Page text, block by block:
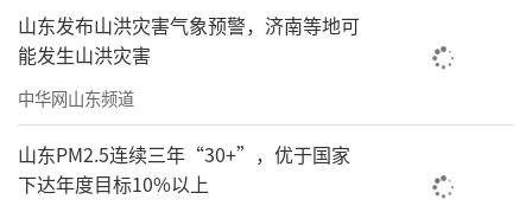
山东发布山洪灾害气象预警，济南等地可
能发生山洪灾害
中华网山东频道
山东PM2.5连续三年“30+”，优于国家
下达年度目标10%以上